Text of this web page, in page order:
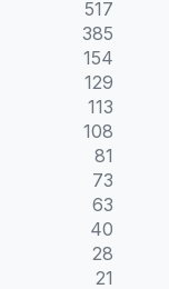
517
385
154
129
113
108
81
73
63
40
28
21